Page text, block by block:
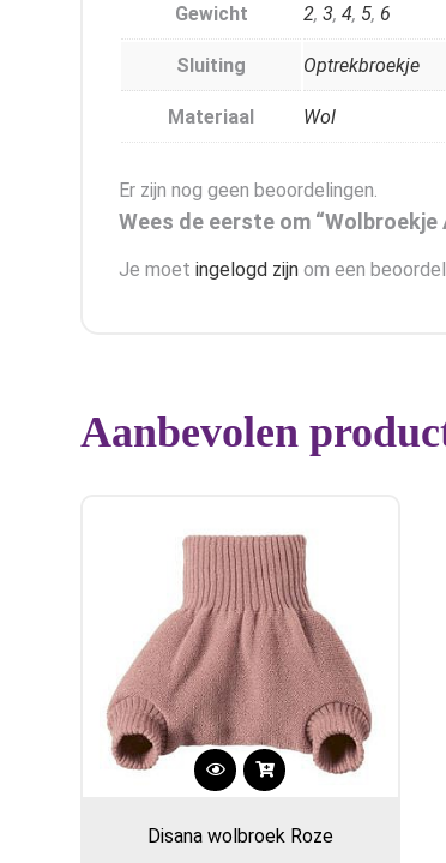
Gewicht 2, 3, 4, 5, 6
Sluiting Optrekbroekje
Materiaal Wol
Er zijn nog geen beoordelingen.
Wees de eerste om
Je moet ingelogd zijn om een
Aanbevolen
Dit
heeft
Disana wolbroek Roze